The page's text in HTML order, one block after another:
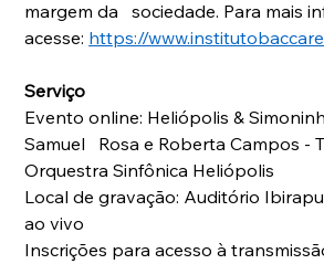
margem da   sociedade. Para mais
acesse: https://
Serviço
Evento online: Heliópolis &
Samuel   Rosa e Roberta Campos -
Orquestra Sinfônica Heliópolis
Local de gravação: Auditório
ao vivo
Inscrições para acesso à